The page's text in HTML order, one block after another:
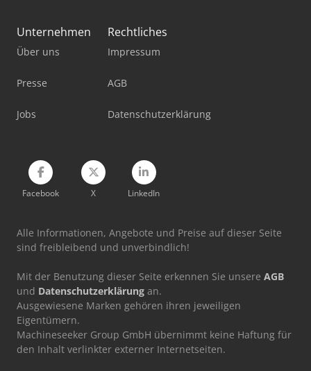
Komatsu Wa500-6
Komatsu Wa70M-8
Unternehmen
Über uns
Presse
Jobs
Rechtliches
Impressum
AGB
Datenschutzerklärung
Facebook X LinkedIn
Alle Informationen, Angebote und Preise auf dieser Seite
sind freibleibend und unverbindlich!
Mit der Benutzung dieser Seite erkennen Sie unsere AGB
und Datenschutzerklärung an.
Ausgewiesene Marken gehören ihren jeweiligen
Eigentümern.
Machineseeker Group GmbH übernimmt keine Haftung für
den Inhalt verlinkter externer Internetseiten.